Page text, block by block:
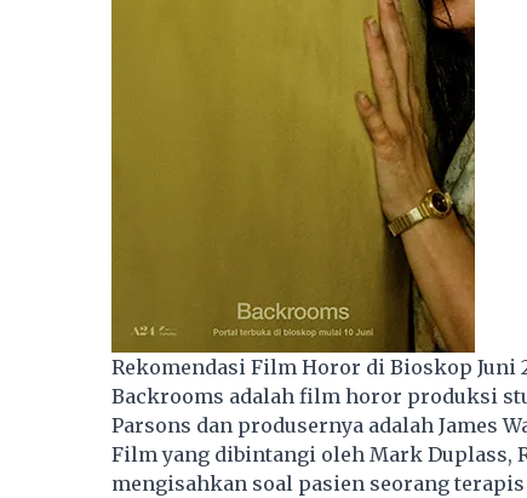
Rekomendasi Film Horor di Bioskop Juni
Backrooms adalah film horor produksi
Parsons dan produsernya adalah James
Film yang dibintangi oleh Mark Duplass,
mengisahkan soal pasien seorang